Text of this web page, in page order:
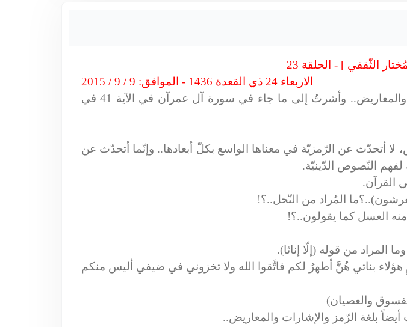
الثّقفي ] - الحلقة 23
الاربعاء 24 ذي القعدة 1436 - الموافق: 9 / 9 / 2015
وصل بنا الحديث في الحلقة الماضية إلى قانون الرّموز والإشارات والمعاريض.. وأشرتُ إلى ما جاء في سورة آل عمرآن في الآية 41 في
أتحدّث عن الرّمزيّة في معناها الواسع بكلّ أبعادها.. وإنّما أتحدّث عن
النّصوص الدّينيّة.
القرآن.
المُراد من النّحل..؟!
العسل كما يقولون..؟!
المراد من قوله (إلّا إناثا).
بناتي هُنَّ أطهرُ لكم فاتَّقوا الله ولا تخزوني في ضيفي أليس منكم
والعصيان)
بلغة الرّمز والإشارات والمعاريض..